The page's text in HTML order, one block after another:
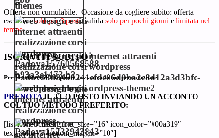
Offerta non cumulabile. Occasione da cogliere subito: offerta
esclusivasolo per 3 posti, valida solo per pochi giorni e limitata nel
tempo.
ISCRIVITI SUBITO !
Per prenotare il tuo posto, invia ora la tua prenotazione.
PRENOTAIL TUO POSTO INVIANDO UN ACCONTO
COL TUO METODO PREFERITO:
[list icon=”check” font_size=”16″ icon_color=”#00a319″
text_color=”” bottom_margin=”10″]